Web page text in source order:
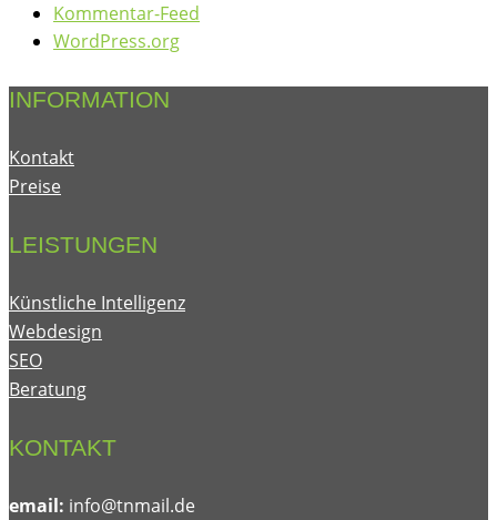
Kommentar-Feed
WordPress.org
INFORMATION
Kontakt
Preise
LEISTUNGEN
Künstliche Intelligenz
Webdesign
SEO
Beratung
KONTAKT
email: ed.liamnt
@ofni